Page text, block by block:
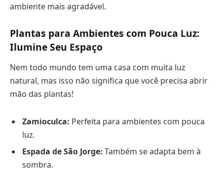
ambiente mais agradável.
Plantas para Ambientes com Pouca Luz:
Ilumine Seu Espaço
Nem todo mundo tem uma casa com muita luz
natural, mas isso não significa que você precisa abrir
mão das plantas!
Zamioculca: Perfeita para ambientes com pouca
luz.
Espada de São Jorge: Também se adapta bem à
sombra.